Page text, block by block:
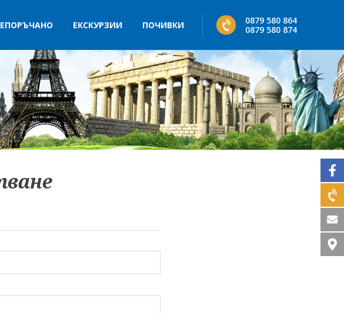
ЕКСКУРЗИИ ПОЧИВКИ
0879 580 864
0879 580 874